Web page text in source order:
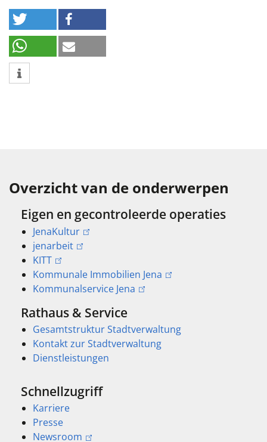
Overzicht van de onderwerpen
Eigen en gecontroleerde operaties
JenaKultur
jenarbeit
KITT
Kommunale Immobilien Jena
Kommunalservice Jena
Rathaus & Service
Gesamtstruktur Stadtverwaltung
Kontakt zur Stadtverwaltung
Dienstleistungen
Schnellzugriff
Karriere
Presse
Newsroom